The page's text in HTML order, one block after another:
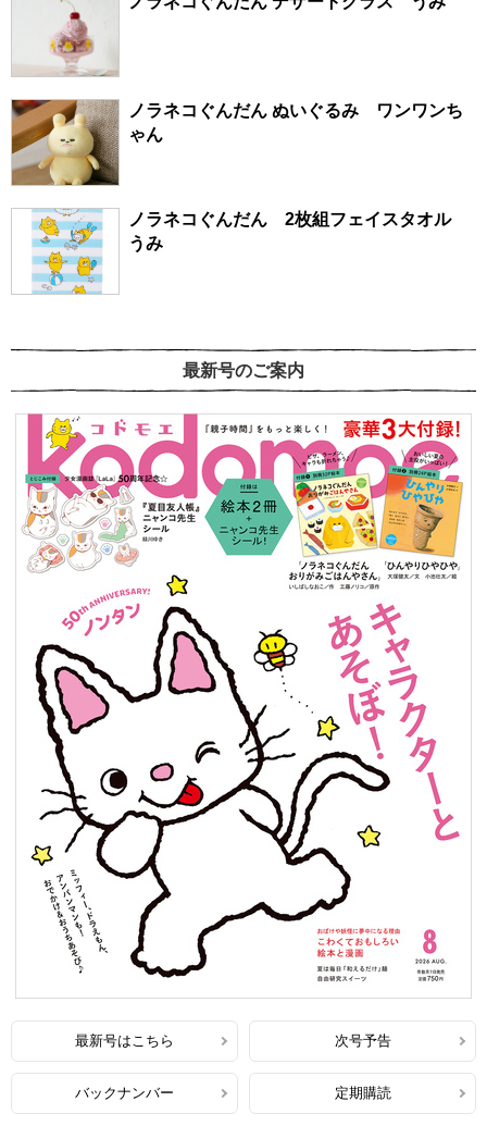
ノラネコぐんだん ぬいぐるみ ワンワンち
ゃん
ノラネコぐんだん 2枚組フェイスタオル
うみ
最新号のご案内
最新号はこちら 次号予告
バックナンバー 定期購読